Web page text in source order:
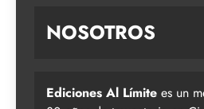
NOSOTROS
Ediciones Al Límite es un